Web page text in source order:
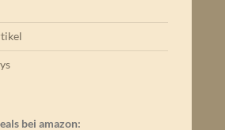
bei amazon: